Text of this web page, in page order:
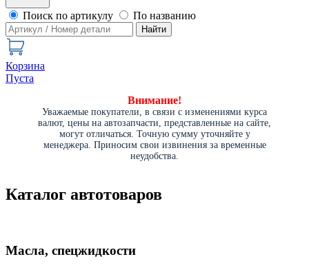
Поиск по артикулу По названию
Найти
Корзина
Пуста
Внимание!
Уважаемые покупатели, в связи с изменениями курса
валют, цены на автозапчасти, представленные на сайте,
могут отличаться. Точную сумму уточняйте у
менеджера. Приносим свои извинения за временные
неудобства.
Каталог автотоваров
Масла, спецжидкости